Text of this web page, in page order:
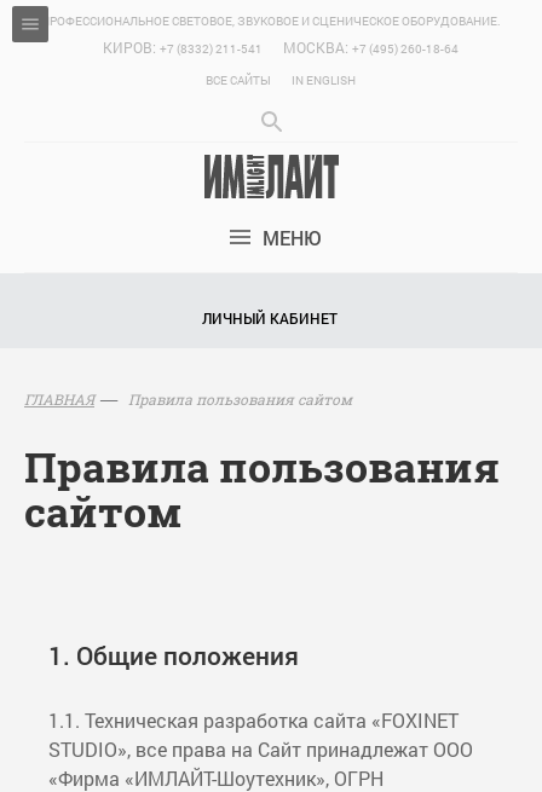
ПРОФЕССИОНАЛЬНОЕ СВЕТОВОЕ, ЗВУКОВОЕ И СЦЕНИЧЕСКОЕ ОБОРУДОВАНИЕ.
КИРОВ: +7 (8332) 211-541 МОСКВА: +7 (495) 260-18-64
ВСЕ САЙТЫ
IN ENGLISH
МЕНЮ
ЛИЧНЫЙ КАБИНЕТ
ГЛАВНАЯ Правила пользования сайтом
Правила пользования
сайтом
1. Общие положения
1.1. Техническая разработка сайта «FOXINET
STUDIO», все права на Сайт принадлежат ООО
«Фирма «ИМЛАЙТ-Шоутехник», ОГРН